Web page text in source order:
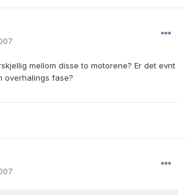
mellom disse to motorene? Er det evnt
overhalings fase?